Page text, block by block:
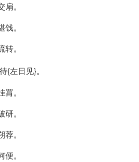
。
。
。
{左日见}。
。
。
。
。